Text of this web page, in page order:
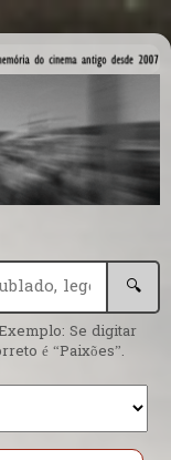
🔍
Se digitar
é “Paixões”.